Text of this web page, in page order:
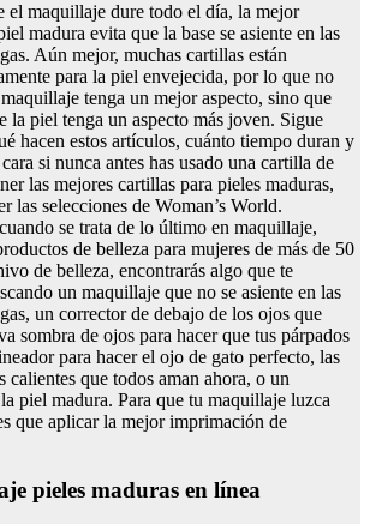
el maquillaje dure todo el día, la mejor
madura evita que la base se asiente en las
Aún mejor, muchas cartillas están
para la piel envejecida, por lo que no
tenga un mejor aspecto, sino que
la piel tenga un aspecto más joven. Sigue
hacen estos artículos, cuánto tiempo duran y
si nunca antes has usado una cartilla de
las mejores cartillas para pieles maduras,
las selecciones de Woman’s World.
se trata de lo último en maquillaje,
de belleza para mujeres de más de 50
de belleza, encontrarás algo que te
un maquillaje que no se asiente en las
un corrector de debajo de los ojos que
sombra de ojos para hacer que tus párpados
para hacer el ojo de gato perfecto, las
calientes que todos aman ahora, o un
piel madura. Para que tu maquillaje luzca
que aplicar la mejor imprimación de
pieles maduras en línea